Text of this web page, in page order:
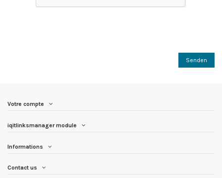
Votre compte
iqitlinksmanager module
Informations
Contact us